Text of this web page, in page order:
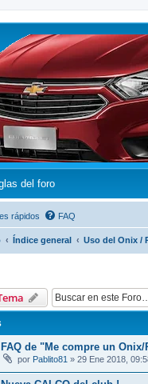
del foro(Opens a new tab)
rápidos FAQ
Índice general Uso del Onix /
FAQ de "Me compre un
por Pablito81 » 29 Ene 2018,